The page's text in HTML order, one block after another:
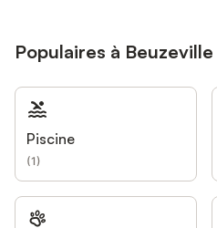
Populaires à Beuzeville
Piscine
(1)